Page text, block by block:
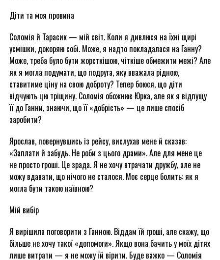
Діти та моя провина
Соломія й Тарасик — мій світ. Коли я дивлюся на їхні щирі
усмішки, докоряю собі. Може, я надто покладалася на Ганну?
Може, треба було бути жорсткішою, чіткіше обмежити межі? Але
як я могла подумати, що подруга, яку вважала рідною,
ставитиме ціну на свою доброту? Тепер боюся, що діти
відчують цю тріщину. Соломія обожнює Юрка, але як я відпущу
її до Ганни, знаючи, що її «добрість» — це лише спосіб
заробити?
Ярослав, повернувшись із рейсу, вислухав мене й сказав:
«Заплати й забудь. Не роби з цього драми». Але для мене це
не просто гроші. Це зрада. Я не хочу втрачати дружбу, але не
можу вдавати, що нічого не сталося. Моє серце болить: як я
могла бути такою наївною?
Мій вибір
Я вирішила поговорити з Ганною. Віддам їй гроші, але скажу, що
більше не хочу такої «допомоги». Якщо вона бачить у моїх дітях
лише витрати — я не можу їй вірити. Буде важко — Соломія